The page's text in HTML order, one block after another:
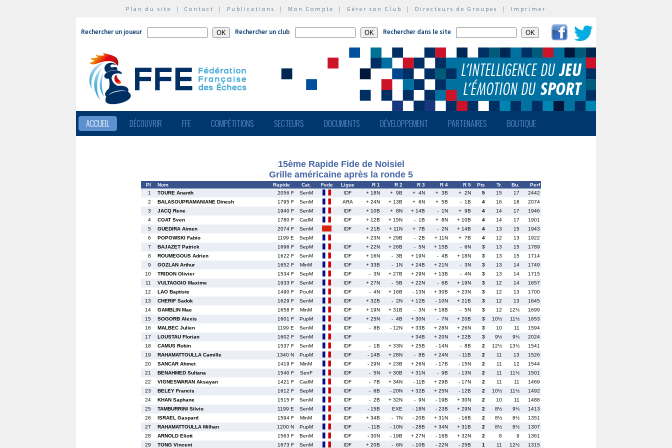
Plan du site | Contact | Publications | Mon Compte | Gérer son Club | Directeurs de Groupes | Imprimer
Rechercher un joueur Rechercher un club Rechercher dans le site
ACCUEIL DÉCOUVRIR FFE COMPÉTITIONS SECTEURS DOCUMENTS DÉVELOPPEMENT PARTENAIRES BOUTIQUE
15ème Rapide Fide de Noisiel
Grille américaine après la ronde 5
Pl Nom Rapide Cat. Fede Ligue R 1 R 2 R 3 R 4 R 5 Pts Tr. Bu.
Perf
1
TOURE Ananth 2056 F SenM IDF + 18N + 9B + 4N + 3B + 2N 5 15 17
2442
2
BALASOUPRAMANIANE Dinesh 1795 F SenM ARA + 24N + 13B + 6N + 5B - 1B 4 16 18
2074
3
JACQ Rene 1940 F SenM IDF + 10B + 8N + 14B - 1N + 9B 4 14 17
1946
4
COAT Sven 1780 F CadM IDF + 12B + 15N - 1B + 8N + 10B 4 14 17
1901
5
GUEDIRA Aimen 2074 F SenM IDF + 21B + 11N + 7B - 2N + 14B 4 13 15
1943
6
POPOWSKI Fabio 1199 E SepM + 23N + 29B - 2B + 11N + 7B 4 12 13
1922
7
BAJAZET Patrick 1696 F SepM IDF + 22N + 26B - 5N + 15B - 6N 3 13 15
1789
8
ROUMEGOUS Adrien 1622 F SenM IDF + 16N - 3B + 19N - 4B + 18N 3 13 15
1714
9
GOZLAN Arthur 1652 F MinM IDF + 33B - 1N + 24B + 21N - 3N 3 13 14
1749
10
TRIDON Olivier 1534 F SepM IDF - 3N + 27B + 29N + 13B - 4N 3 13 14
1715
11
VULTAGGIO Maxime 1633 F SenM IDF + 27N - 5B + 22N - 6B + 19N 3 12 14
1657
12
LAO Baptiste 1490 F PouM IDF - 4N + 16B - 13N + 30B + 23N 3 12 13
1700
13
CHERIF Sadok 1629 F SenM IDF + 32B - 2N + 12B - 10N + 21B 3 12 13
1645
14
GAMBLIN Mae 1658 F MinM IDF + 19N + 31B - 3N + 18B - 5N 3 12 12½
1699
15
SOGORB Alexis 1601 F PupM IDF + 25N - 4B + 30N - 7N + 20B 3 10½ 11½
1653
16
MALBEC Julien 1199 E SenM IDF - 8B - 12N + 33B + 28N + 26N 3 10 11
1594
17
LOUSTAU Florian 1602 F SenM IDF + 34B + 20N + 22B 3 9½ 9½
2024
18
CAMUS Robin 1537 F SenM IDF - 1B + 33N + 25B - 14N - 8B 2 12½ 13½
1541
19
RAHAMATTOULLA Camille 1340 N PupM IDF - 14B + 28N - 8B + 24N - 11B 2 11 13
1526
20
SANCAR Ahmet 1419 F MinM IDF - 29N + 23B + 26N - 17B - 15N 2 11 12
1544
21
BENAHMED Sultana 1540 F SenF IDF - 5N + 30B + 31N - 9B - 13N 2 11 11½
1501
22
VIGNESWARAN Aksayan 1421 F CadM IDF - 7B + 34N - 11B + 29B - 17N 2 11 11
1469
23
BELEY Francis 1612 F SepM IDF - 6B - 20N + 32B + 25N - 12B 2 10½ 11½
1492
24
KHAN Saphane 1515 F SenM IDF - 2B + 32N - 9N - 19B + 30N 2 10 11
1488
25
TAMBURRINI Silvio 1199 E SenM IDF - 15B EXE - 18N - 23B + 29N 2 8½ 9½
1413
26
ISRAEL Gaspard 1594 F MinM IDF + 34B - 7N - 20B + 31N - 16B 2 8½ 8½
1351
27
RAHAMATTOULLA Milhan 1200 N PupM IDF - 11B - 10N - 28B + 34N + 31B 2 8½ 8½
1307
28
ARNOLD Eliott 1563 F BenM IDF - 30N - 19B + 27N - 16B + 32N 2 8 9
1361
29
TONG Vincent 1673 F SenM IDF + 20B - 6N - 10B - 22N - 25B 1 11 12½ 1315